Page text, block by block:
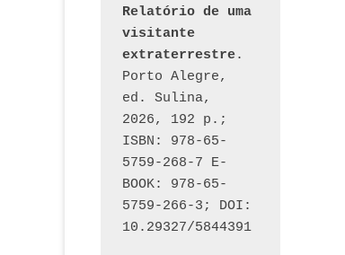
Relatório de uma
visitante
extraterrestre.
Porto Alegre,
ed. Sulina,
2026, 192 p.;
ISBN: 978-65-
5759-268-7 E-
BOOK: 978-65-
5759-266-3; DOI:
10.29327/5844391